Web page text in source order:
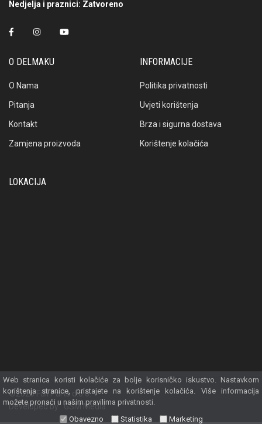
Web stranica koristi kolačiće za bolje korisničko iskustvo. Nastavkom
korištenja stranice, pristajete na korištenje kolačića. Više informacija
možete pronaći u našim pravilima privatnosti.
Obavezno
Statistika Marketing
Nedjelja i praznici: Zatvoreno
O DELMAKU
O Nama
Pitanja
Kontakt
Zamjena proizvoda
INFORMACIJE
Politika privatnosti
Uvjeti korištenja
Brza i sigurna dostava
Korištenje kolačića
LOKACIJA
©2026 Full Parts d.o.o.
Developed by GSM Media.